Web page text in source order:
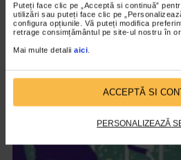
Puteți face clic pe „Acceptă si continuă”
utilizări sau puteți face clic pe
configura opțiunile. Vă puteți modifica
retrage consimțământul pe site-ul nostru în
Mai multe detalii aici
ACCEPTĂ SI
PERSONALIZEAZĂ
ARTICOLE ASEMANATOARE